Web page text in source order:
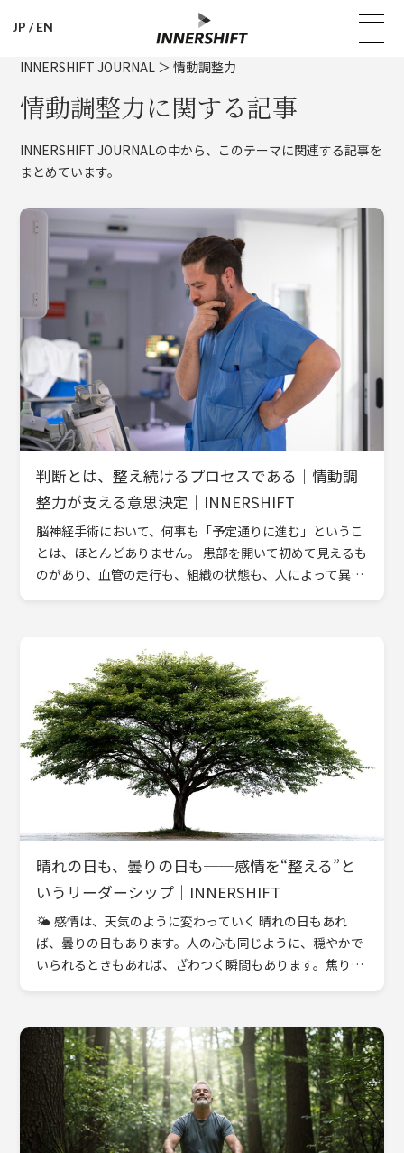
JP /EN
INNERSHIFT JOURNAL ＞ 情動調整力
情動調整力に関する記事
INNERSHIFT JOURNALの中から、このテーマに関連する記事を
まとめています。
判断とは、整え続けるプロセスである｜情動調
整力が支える意思決定｜INNERSHIFT
脳神経手術において、何事も「予定通りに進む」というこ
とは、ほとんどありません。 患部を開いて初めて見えるも
のがあり、血管の走行も、組織の状態も、人によって異な
晴れの日も、曇りの日も──感情を“整える”と
いうリーダーシップ｜INNERSHIFT
🌤 感情は、天気のように変わっていく 晴れの日もあれ
ば、曇りの日もあります。人の心も同じように、穏やかで
いられるときもあれば、ざわつく瞬間もあります。焦りや